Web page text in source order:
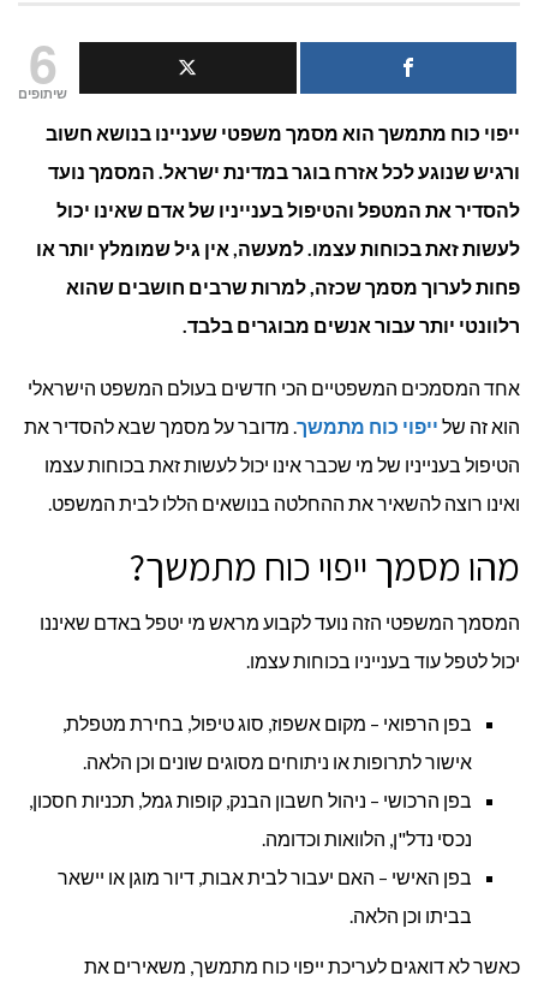
מיועד ייפוי
6
שיתופים
ייפוי כוח מתמשך הוא מסמך משפטי שעניינו בנושא חשוב
ורגיש שנוגע לכל אזרח בוגר במדינת ישראל. המסמך נועד
להסדיר את המטפל והטיפול בענייניו של אדם שאינו יכול
לעשות זאת בכוחות עצמו. למעשה, אין גיל שמומלץ יותר או
פחות לערוך מסמך שכזה, למרות שרבים חושבים שהוא
רלוונטי יותר עבור אנשים מבוגרים בלבד.
אחד המסמכים המשפטיים הכי חדשים בעולם המשפט הישראלי
הוא זה של ייפוי כוח מתמשך. מדובר על מסמך שבא להסדיר את
הטיפול בענייניו של מי שכבר אינו יכול לעשות זאת בכוחות עצמו
ואינו רוצה להשאיר את ההחלטה בנושאים הללו לבית המשפט.
מהו מסמך ייפוי כוח מתמשך?
המסמך המשפטי הזה נועד לקבוע מראש מי יטפל באדם שאיננו
יכול לטפל עוד בענייניו בכוחות עצמו.
בפן הרפואי – מקום אשפוז, סוג טיפול, בחירת מטפלת,
אישור לתרופות או ניתוחים מסוגים שונים וכן הלאה.
בפן הרכושי – ניהול חשבון הבנק, קופות גמל, תכניות חסכון,
נכסי נדל"ן, הלוואות וכדומה.
בפן האישי – האם יעבור לבית אבות, דיור מוגן או יישאר
בביתו וכן הלאה.
כאשר לא דואגים לעריכת ייפוי כוח מתמשך, משאירים את